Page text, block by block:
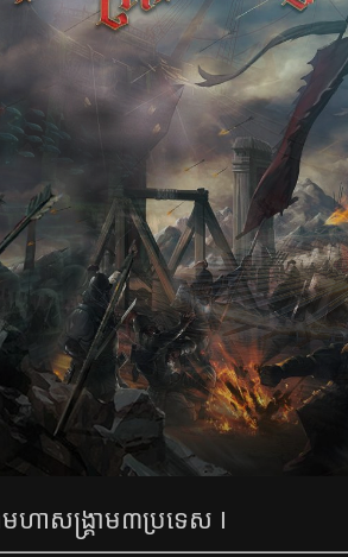
មហាសង្គ្រាម៣ប្រទេស I